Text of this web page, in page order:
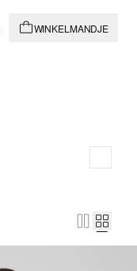
WINKELMANDJE